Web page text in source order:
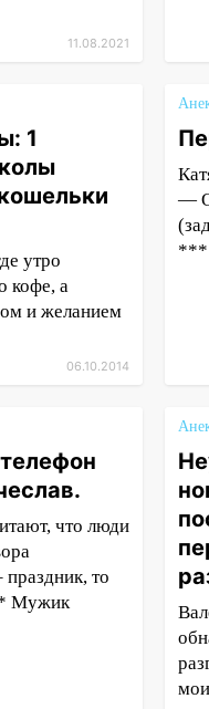
11.08.2021
1
утро
кофе, а
и желанием
06.10.2014
—
***
что люди
то
Мужик